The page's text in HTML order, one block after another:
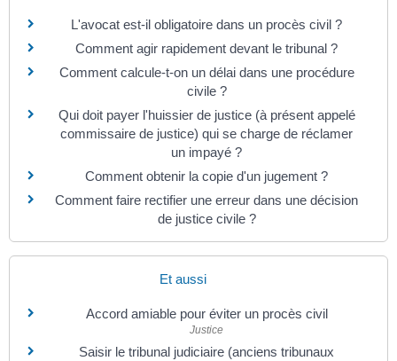
L'avocat est-il obligatoire dans un procès civil ?
Comment agir rapidement devant le tribunal ?
Comment calcule-t-on un délai dans une procédure
civile ?
Qui doit payer l'huissier de justice (à présent appelé
commissaire de justice) qui se charge de réclamer
un impayé ?
Comment obtenir la copie d'un jugement ?
Comment faire rectifier une erreur dans une décision
de justice civile ?
Et aussi
Accord amiable pour éviter un procès civil
Justice
Saisir le tribunal judiciaire (anciens tribunaux